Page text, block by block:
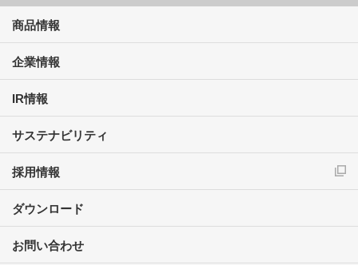
商品情報
企業情報
IR情報
サステナビリティ
採用情報
ダウンロード
お問い合わせ